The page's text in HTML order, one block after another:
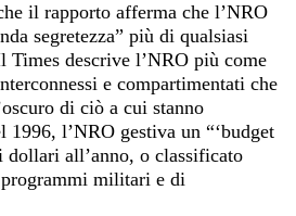
il rapporto afferma che l’NRO
segretezza” più di qualsiasi
Times descrive l’NRO più come
e compartimentati che
di ciò a cui stanno
l’NRO gestiva un “‘budget
dollari all’anno, o classificato
militari e di